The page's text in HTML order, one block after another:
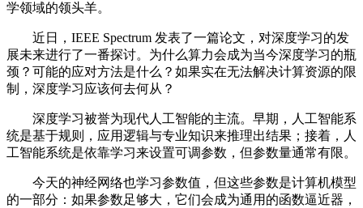
学领域的领头羊。
近日，IEEE Spectrum 发表了一篇论文，对深度学习的发
展未来进行了一番探讨。为什么算力会成为当今深度学习的瓶
颈？可能的应对方法是什么？如果实在无法解决计算资源的限
制，深度学习应该何去何从？
深度学习被誉为现代人工智能的主流。早期，人工智能系
统是基于规则，应用逻辑与专业知识来推理出结果；接着，人
工智能系统是依靠学习来设置可调参数，但参数量通常有限。
今天的神经网络也学习参数值，但这些参数是计算机模型
的一部分：如果参数足够大，它们会成为通用的函数逼近器，